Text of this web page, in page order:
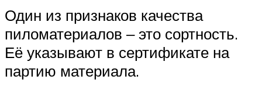
Один из признаков качества
пиломатериалов ‒ это сортность.
Её указывают в сертификате на
партию материала.